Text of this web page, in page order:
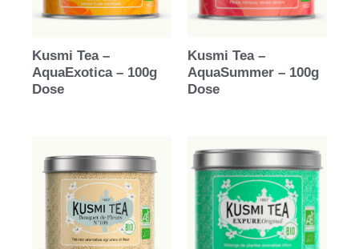
Kusmi Tea –
AquaExotica – 100g
Dose
Kusmi Tea –
AquaSummer – 100g
Dose